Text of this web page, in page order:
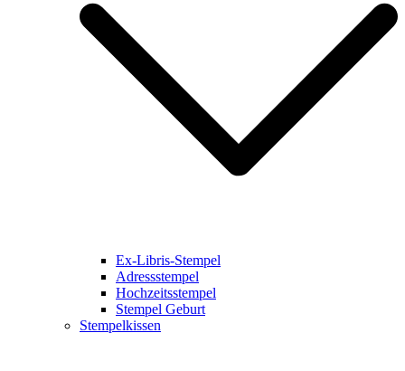
Ex-Libris-Stempel
Adressstempel
Hochzeitsstempel
Stempel Geburt
Stempelkissen